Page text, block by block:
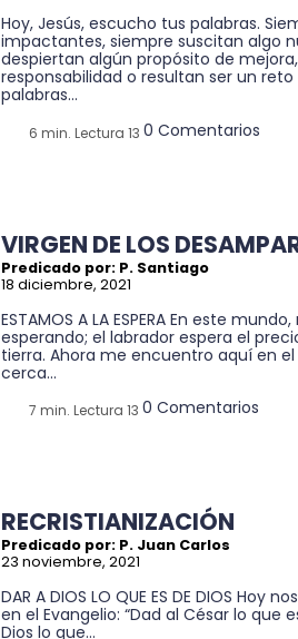
Hoy, Jesús, escucho tus palabras.
impactantes, siempre suscitan algo
despiertan algún propósito de
responsabilidad o resultan ser un reto
palabras...
6 min. Lectura 13 0 Comentarios
VIRGEN DE LOS
Predicado por: P. Santiago
18 diciembre, 2021
ESTAMOS A LA ESPERA En este
esperando; el labrador espera el
tierra. Ahora me encuentro aquí en
cerca...
7 min. Lectura 13 0 Comentarios
RECRISTIANIZACIÓN
Predicado por: P. Juan Carlos
23 noviembre, 2021
DAR A DIOS LO QUE ES DE DIOS Hoy
en el Evangelio: “Dad al César lo que
Dios lo que...